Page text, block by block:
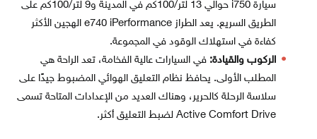
سيارة i750 حوالي 13 لتر/100كم في المدينة و9 لتر/100كم على
الطريق السريع. يعد الطراز e740 iPerformance الهجين الأكثر
كفاءة في استهلاك الوقود في المجموعة.
الركوب والقيادة: في السيارات عالية الفخامة، تعد الراحة هي
المطلب الأولى. يحافظ نظام التعليق الهوائي المضبوط جيدًا على
سلاسة الرحلة كالحرير، وهناك العديد من الإعدادات المتاحة تسمى
Active Comfort Drive لضبط التعليق أكثر.